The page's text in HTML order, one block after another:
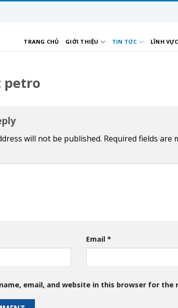
TRANG CHỦ GIỚI THIỆU TIN TỨC LĨNH
petro
will not be published. Required fields are
Email *
email, and website in this browser for the